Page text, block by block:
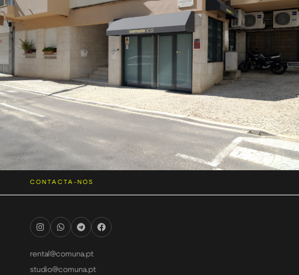
CONTACTA-NOS
rental@comuna.pt
studio@comuna.pt